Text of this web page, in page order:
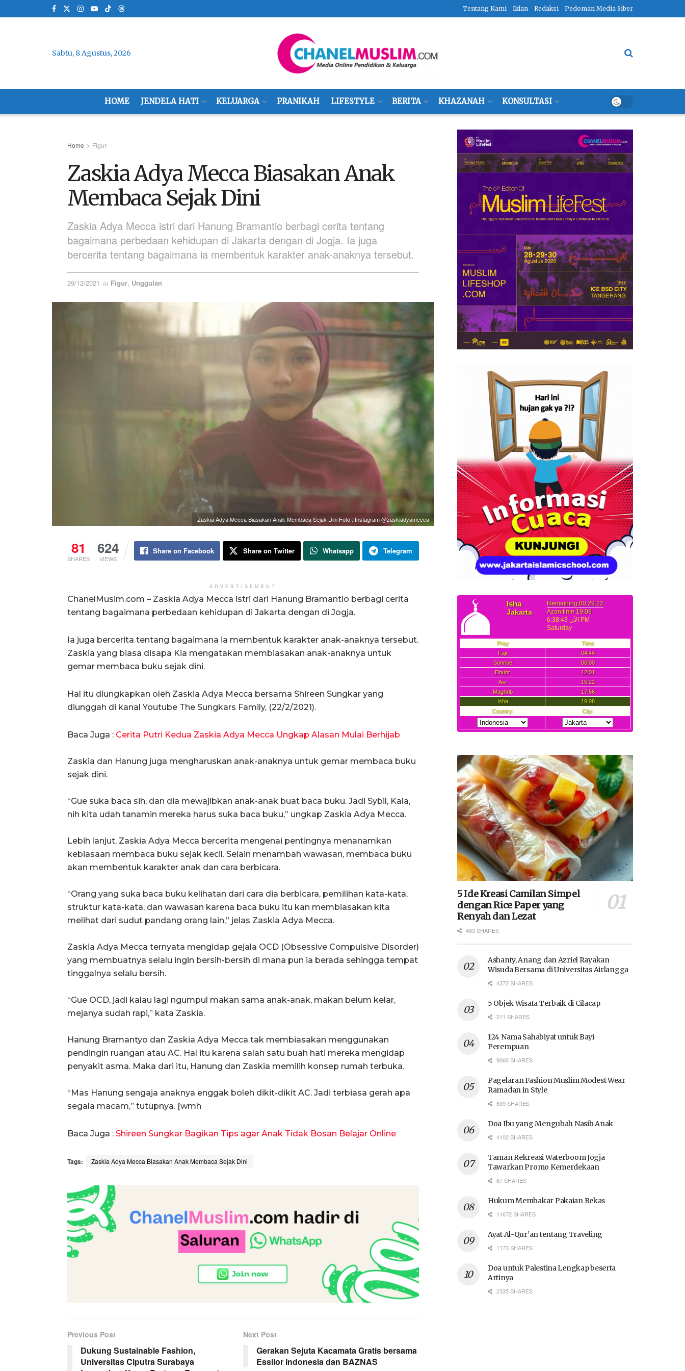
Tentang Kami Iklan Redaksi Pedoman Media Siber
Sabtu, 8 Agustus, 2026
HOME JENDELA HATI KELUARGA PRANIKAH LIFESTYLE BERITA KHAZANAH KONSULTASI
Home Figur
Zaskia Adya Mecca Biasakan Anak
Membaca Sejak Dini
Zaskia Adya Mecca istri dari Hanung Bramantio berbagi cerita tentang
bagaimana perbedaan kehidupan di Jakarta dengan di Jogja. Ia juga
bercerita tentang bagaimana ia membentuk karakter anak-anaknya tersebut.
29/12/2021 in Figur, Unggulan
Zaskia Adya Mecca Biasakan Anak Membaca Sejak Dini Foto : Instagram @zaskiadyamecca
81
SHARES
624
VIEWS
Share on Facebook Share on Twitter Whatsapp Telegram
ADVERTISEMENT
ChanelMusim.com – Zaskia Adya Mecca istri dari Hanung Bramantio berbagi cerita
tentang bagaimana perbedaan kehidupan di Jakarta dengan di Jogja.
Ia juga bercerita tentang bagaimana ia membentuk karakter anak-anaknya tersebut.
Zaskia yang biasa disapa Kia mengatakan membiasakan anak-anaknya untuk
gemar membaca buku sejak dini.
Hal itu diungkapkan oleh Zaskia Adya Mecca bersama Shireen Sungkar yang
diunggah di kanal Youtube The Sungkars Family, (22/2/2021).
Baca Juga : Cerita Putri Kedua Zaskia Adya Mecca Ungkap Alasan Mulai Berhijab
Zaskia dan Hanung juga mengharuskan anak-anaknya untuk gemar membaca buku
sejak dini.
“Gue suka baca sih, dan dia mewajibkan anak-anak buat baca buku. Jadi Sybil, Kala,
nih kita udah tanamin mereka harus suka baca buku,” ungkap Zaskia Adya Mecca.
Lebih lanjut, Zaskia Adya Mecca bercerita mengenai pentingnya menanamkan
kebiasaan membaca buku sejak kecil. Selain menambah wawasan, membaca buku
akan membentuk karakter anak dan cara berbicara.
“Orang yang suka baca buku kelihatan dari cara dia berbicara, pemilihan kata-kata,
struktur kata-kata, dan wawasan karena baca buku itu kan membiasakan kita
melihat dari sudut pandang orang lain,” jelas Zaskia Adya Mecca.
Zaskia Adya Mecca ternyata mengidap gejala OCD (Obsessive Compulsive Disorder)
yang membuatnya selalu ingin bersih-bersih di mana pun ia berada sehingga tempat
tinggalnya selalu bersih.
“Gue OCD, jadi kalau lagi ngumpul makan sama anak-anak, makan belum kelar,
mejanya sudah rapi,” kata Zaskia.
Hanung Bramantyo dan Zaskia Adya Mecca tak membiasakan menggunakan
pendingin ruangan atau AC. Hal itu karena salah satu buah hati mereka mengidap
penyakit asma. Maka dari itu, Hanung dan Zaskia memilih konsep rumah terbuka.
“Mas Hanung sengaja anaknya enggak boleh dikit-dikit AC. Jadi terbiasa gerah apa
segala macam,” tutupnya. [wmh
Baca Juga : Shireen Sungkar Bagikan Tips agar Anak Tidak Bosan Belajar Online
Tags: Zaskia Adya Mecca Biasakan Anak Membaca Sejak Dini
Previous Post
Dukung Sustainable Fashion,
Universitas Ciputra Surabaya
Next Post
Gerakan Sejuta Kacamata Gratis bersama
Essilor Indonesia dan BAZNAS
5 Ide Kreasi Camilan Simpel
dengan Rice Paper yang
Renyah dan Lezat
483 SHARES
Ashanty, Anang dan Azriel Rayakan
Wisuda Bersama di Universitas Airlangga
4372 SHARES
5 Objek Wisata Terbaik di Cilacap
211 SHARES
124 Nama Sahabiyat untuk Bayi
Perempuan
9060 SHARES
Pagelaran Fashion Muslim Modest Wear
Ramadan in Style
639 SHARES
Doa Ibu yang Mengubah Nasib Anak
4102 SHARES
Taman Rekreasi Waterboom Jogja
Tawarkan Promo Kemerdekaan
67 SHARES
Hukum Membakar Pakaian Bekas
11672 SHARES
Ayat Al-Qur’an tentang Traveling
1173 SHARES
Doa untuk Palestina Lengkap beserta
Artinya
2335 SHARES